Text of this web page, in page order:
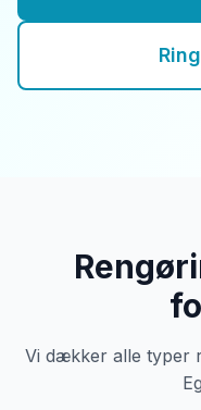
Vi dækker alle typer